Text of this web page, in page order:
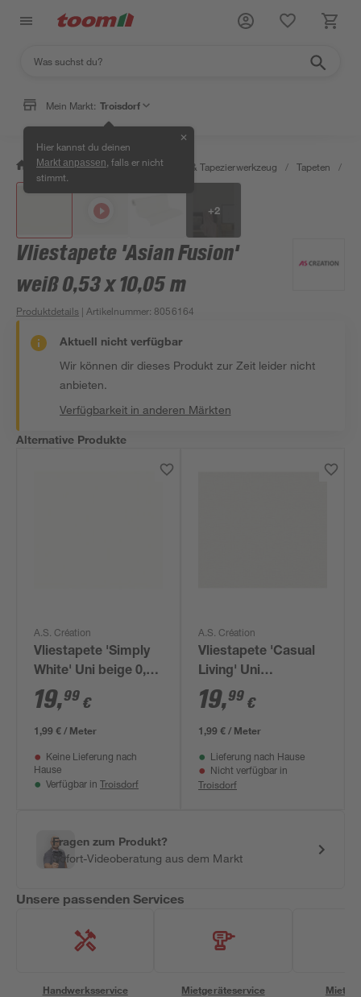
Mein Markt: Troisdorf
Hier kannst du deinen
Markt anpassen , falls er nicht
stimmt.
✕
/ Wohnen & Haushalt / Tapeten & Tapezierwerkzeug / Tapeten /
+2
Vliestapete 'Asian Fusion'
weiß 0,53 x 10,05 m
Produktdetails | Artikelnummer: 8056164
Aktuell nicht verfügbar
Wir können dir dieses Produkt zur Zeit leider nicht
anbieten.
Verfügbarkeit in anderen Märkten
Alternative Produkte
A.S. Création
Vliestapete 'Simply
White' Uni beige 0,53
x 10,05 m
19,99 €
1,99 € / Meter
Keine Lieferung nach
Hause
Verfügbar in Troisdorf
A.S. Création
Vliestapete 'Casual
Living' Uni
Leinenstruktur
grau/creme 0,53 x
10,05 m
19,99 €
1,99 € / Meter
Lieferung nach Hause
Nicht verfügbar in
Troisdorf
Fragen zum Produkt?
Sofort-Videoberatung aus dem Markt
Unsere passenden Services
Handwerksservice Mietgeräteservice